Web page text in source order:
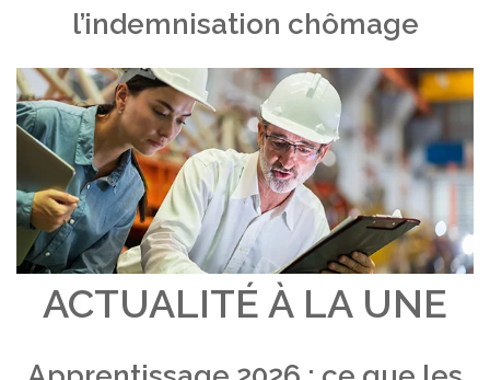
l’indemnisation chômage
ACTUALITÉ À LA UNE